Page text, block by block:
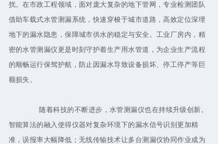
扰。在市政工程领域，面对庞大复杂的地下管网，专业检测团队
借助车载式水管测漏系统，快速穿梭于城市道路，高效定位深埋
地下的漏水隐患，保障城市供水的稳定与安全。工业厂房内，精
密的水管测漏仪更是时刻守护着生产用水管道，为企业生产流程
的顺畅运行保驾护航，防止因漏水导致设备损坏、停工停产等巨
额损失。
随着科技的不断进步，水管测漏仪也在持续升级创新。
智能算法的融入使得仪器对复杂环境下的漏水信号识别更加精
准，误报率大幅降低；无线传输技术让多台测漏仪协同作业成为